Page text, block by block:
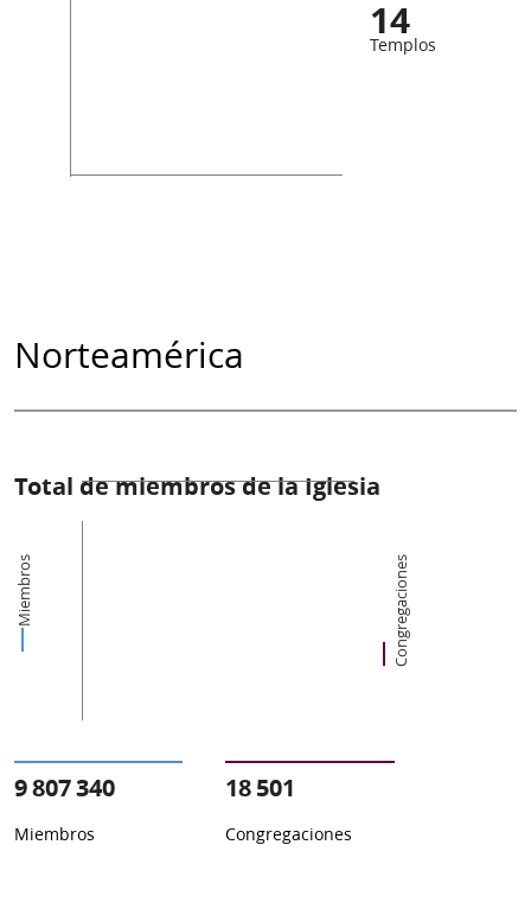
14
Templos
Norteamérica
Total de miembros de la Iglesia
Miembros Congregaciones
9 807 340
Miembros
18 501
Congregaciones